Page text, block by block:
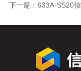
下一篇： 633A-SS20